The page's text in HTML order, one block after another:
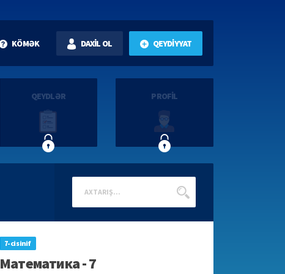
KÖMƏK DAXİL OL QEYDİYYAT
QEYDLƏR PROFİL
7-ci sinif
Математика - 7